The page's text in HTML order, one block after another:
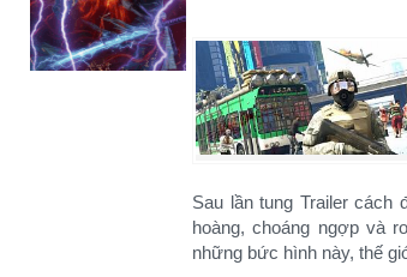
Sau lần tung Trailer cách
hoàng, choáng ngợp và
những bức hình này, thế